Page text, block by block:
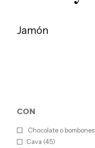
Jamón
CON
Chocolate o
Cava (45)